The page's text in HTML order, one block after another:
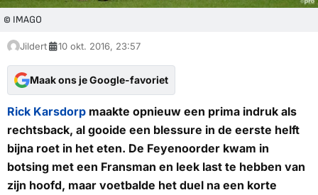
© IMAGO
Jildert 10 okt. 2016, 23:57
Maak ons je Google-favoriet
Rick Karsdorp maakte opnieuw een prima indruk als
rechtsback, al gooide een blessure in de eerste helft
bijna roet in het eten. De Feyenoorder kwam in
botsing met een Fransman en leek last te hebben van
zijn hoofd, maar voetbalde het duel na een korte